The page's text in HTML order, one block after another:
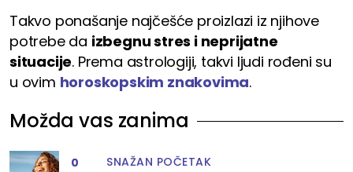
Takvo ponašanje najčešće proizlazi iz njihove
potrebe da izbegnu stres i neprijatne
situacije. Prema astrologiji, takvi ljudi rođeni su
u ovim horoskopskim znakovima.
Možda vas zanima
0 SNAŽAN POČETAK